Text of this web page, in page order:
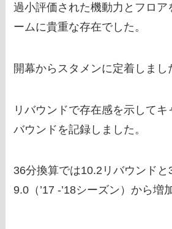
過小評価された機動力とフロア
ームに貴重な存在でした。
開幕からスタメンに定着しまし
リバウンドで存在感を示してキ
バウンドを記録しました。
36分換算では10.2リバウンド
9.0（’17 -’18シーズン）から増